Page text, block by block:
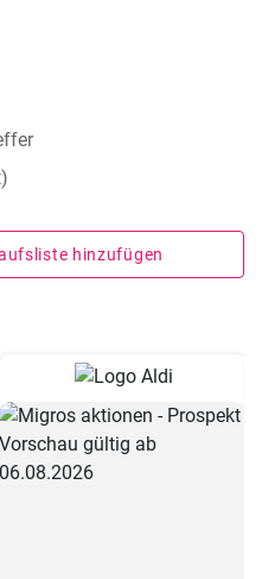
hinzufügen